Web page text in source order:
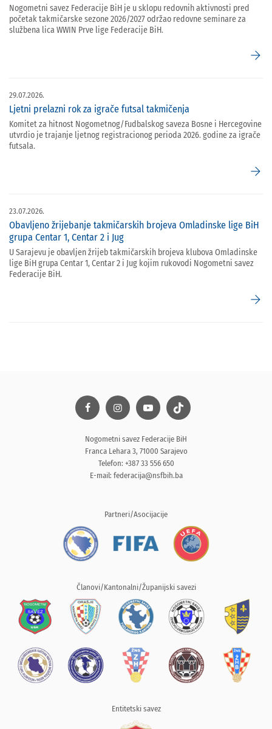
Nogometni savez Federacije BiH je u sklopu redovnih aktivnosti pred
početak takmičarske sezone 2026/2027 održao redovne seminare za
službena lica WWIN Prve lige Federacije BiH.
arrow_forward
29.07.2026.
Ljetni prelazni rok za igrače futsal takmičenja
Komitet za hitnost Nogometnog/Fudbalskog saveza Bosne i Hercegovine
utvrdio je trajanje ljetnog registracionog perioda 2026. godine za igrače
futsala.
arrow_forward
23.07.2026.
Obavljeno žrijebanje takmičarskih brojeva Omladinske lige BiH
grupa Centar 1, Centar 2 i Jug
U Sarajevu je obavljen žrijeb takmičarskih brojeva klubova Omladinske
lige BiH grupa Centar 1, Centar 2 i Jug kojim rukovodi Nogometni savez
Federacije BiH.
arrow_forward
Nogometni savez Federacije BiH
Franca Lehara 3, 71000 Sarajevo
Telefon: +387 33 556 650
E-mail: federacija@nsfbih.ba
Partneri/Asocijacije
Članovi/Kantonalni/Županijski savezi
Entitetski savez